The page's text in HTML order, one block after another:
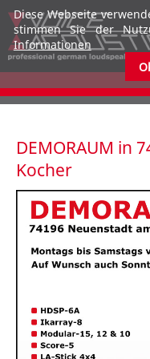
DEMORAUM in
Kocher
Diese Webseite
stimmen Sie der
Informationen